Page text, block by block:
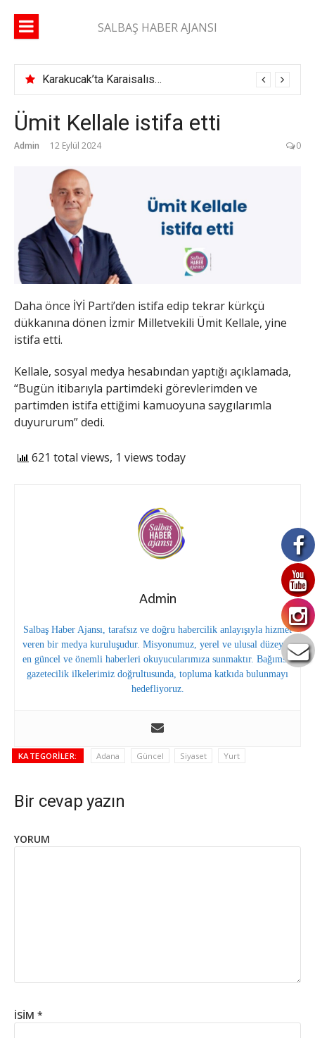
SALBAŞ HABER AJANSI
Karakucak’ta Karaisalıspor fırtınası
Ümit Kellale istifa etti
Admin 12 Eylül 2024 0
Daha önce İYİ Parti’den istifa edip tekrar kürkçü
dükkanına dönen İzmir Milletvekili Ümit Kellale, yine
istifa etti.
Kellale, sosyal medya hesabından yaptığı açıklamada,
“Bugün itibarıyla partimdeki görevlerimden ve
partimden istifa ettiğimi kamuoyuna saygılarımla
duyururum” dedi.
621 total views, 1 views today
Admin
Salbaş Haber Ajansı, tarafsız ve doğru habercilik anlayışıyla hizmet
veren bir medya kuruluşudur. Misyonumuz, yerel ve ulusal düzeyde
en güncel ve önemli haberleri okuyucularımıza sunmaktır. Bağımsız
gazetecilik ilkelerimiz doğrultusunda, topluma katkıda bulunmayı
hedefliyoruz.
KATEGORILER: Adana Güncel Siyaset Yurt
Bir cevap yazın
YORUM
İSIM *